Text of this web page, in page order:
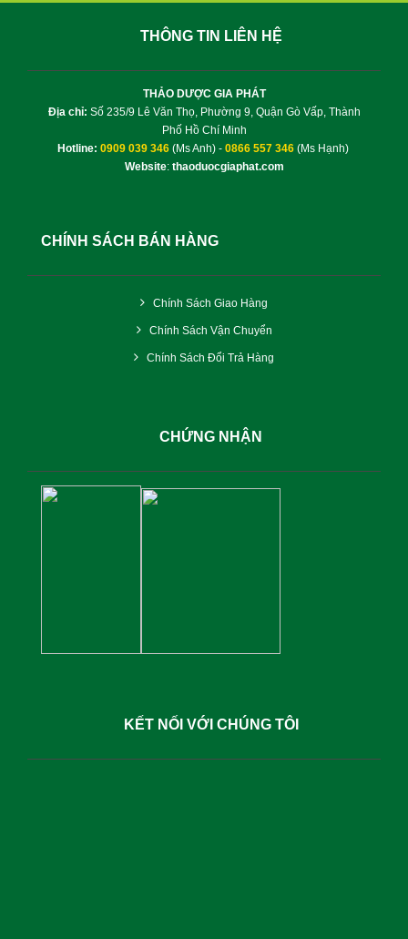
THÔNG TIN LIÊN HỆ
THẢO DƯỢC GIA PHÁT
Địa chỉ: Số 235/9 Lê Văn Thọ, Phường 9, Quận Gò Vấp, Thành
Phố Hồ Chí Minh
Hotline: 0909 039 346 (Ms Anh) - 0866 557 346(Ms Hạnh)
Website: thaoduocgiaphat.com
CHÍNH SÁCH BÁN HÀNG
Chính Sách Giao Hàng
Chính Sách Vận Chuyển
Chính Sách Đổi Trả Hàng
CHỨNG NHẬN
KẾT NỐI VỚI CHÚNG TÔI